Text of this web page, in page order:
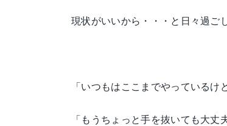
現状がいいから・・・と日々過ご
「いつもはここまでやっているけ
「もうちょっと手を抜いても大丈